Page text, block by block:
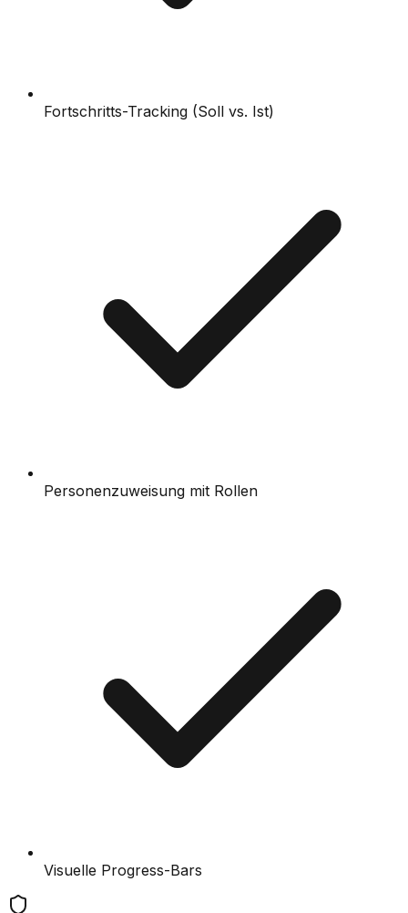
Fortschritts-Tracking (Soll vs. Ist)
Personenzuweisung mit Rollen
Visuelle Progress-Bars